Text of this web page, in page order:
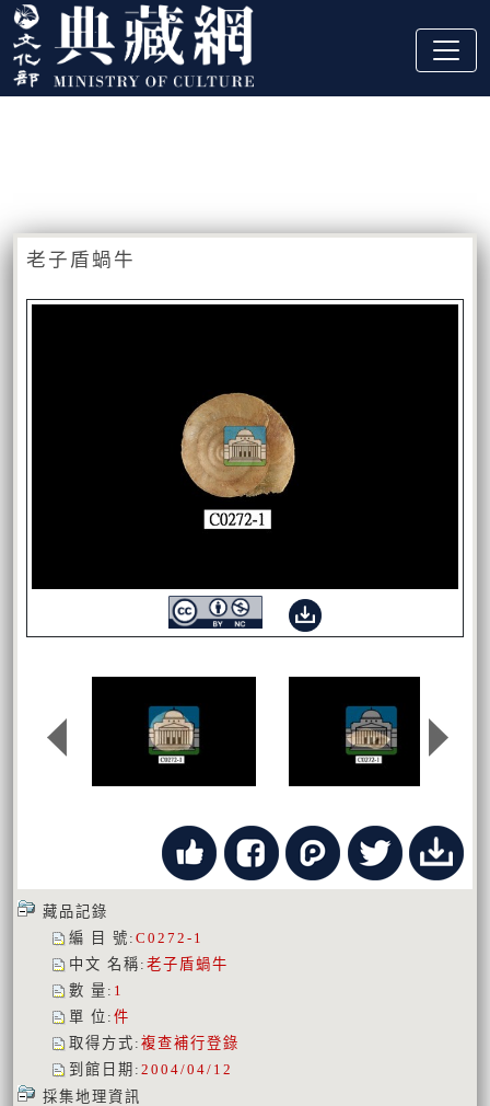
跳到主要內容
:::
老子盾蝸牛
藏品記錄
編 目 號 : C0272-1
中文 名稱 : 老子盾蝸牛
數 量 : 1
單 位 : 件
取得方式 : 複查補行登錄
到館日期 : 2004/04/12
採集地理資訊